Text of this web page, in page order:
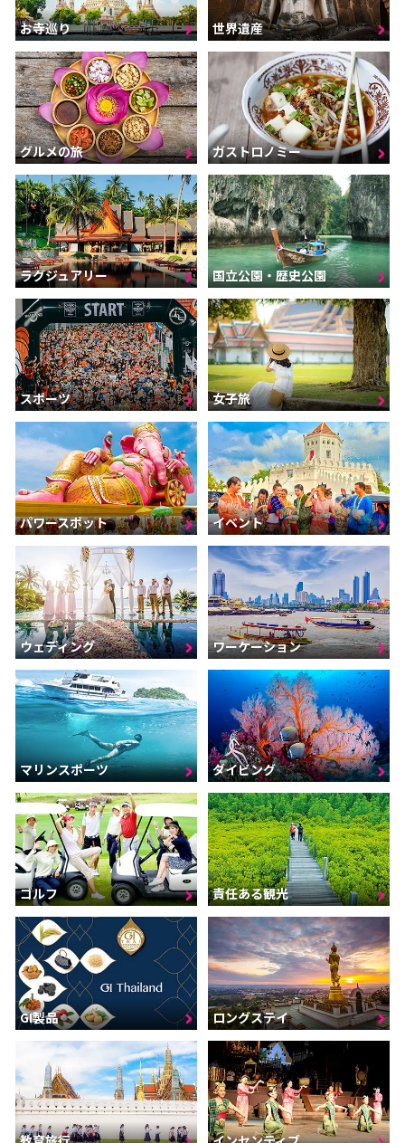
お寺巡り 世界遺産
グルメの旅 ガストロノミー
ラグジュアリー 国立公園・歴史公園
スポーツ 女子旅
パワースポット イベント
ウェディング ワーケーション
マリンスポーツ ダイビング
ゴルフ 責任ある観光
GI製品 ロングステイ